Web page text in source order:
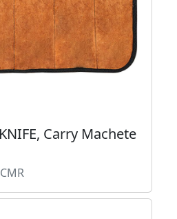
Carry Machete